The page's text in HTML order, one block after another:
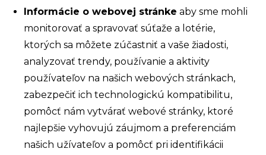
Informácie o webovej stránke aby sme mohli
monitorovať a spravovať súťaže a lotérie,
ktorých sa môžete zúčastniť a vaše žiadosti,
analyzovať trendy, používanie a aktivity
používateľov na našich webových stránkach,
zabezpečiť ich technologickú kompatibilitu,
pomôcť nám vytvárať webové stránky, ktoré
najlepšie vyhovujú záujmom a preferenciám
našich užívateľov a pomôcť pri identifikácii